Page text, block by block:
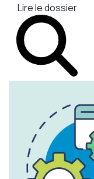
Lire le dossier